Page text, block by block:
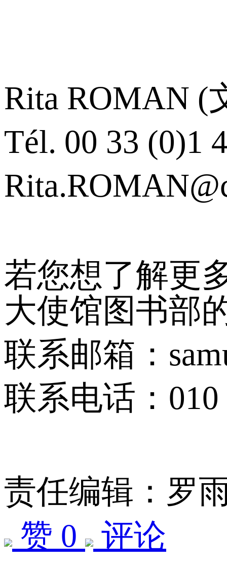
Rita ROMAN (
Tél. 00 33 (0)1
若您想了解更
大使馆图书部
联系邮箱：
联系电话：010
责任编辑：罗
赞 0
评论